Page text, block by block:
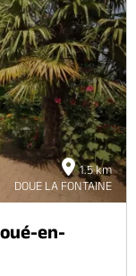
1.5 km
DOUE LA FONTAINE
en-